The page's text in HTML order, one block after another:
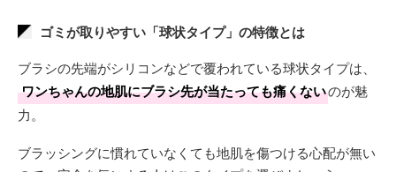
ゴミが取りやすい「球状タイプ」の特徴とは
ブラシの先端がシリコンなどで覆われている球状タイプは、
ワンちゃんの地肌にブラシ先が当たっても痛くないのが魅
力。
ブラッシングに慣れていなくても地肌を傷つける心配が無い